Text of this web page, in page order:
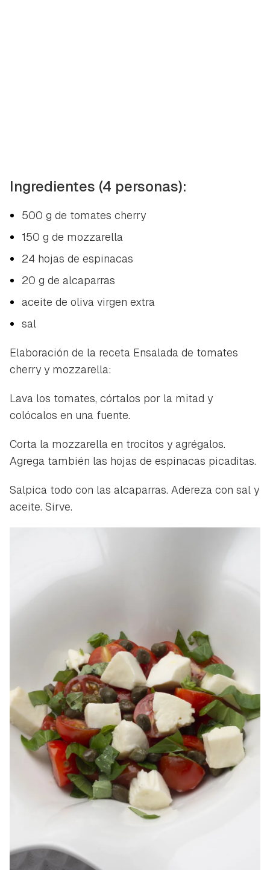
Ingredientes (4 personas):
500 g de tomates cherry
150 g de mozzarella
24 hojas de espinacas
20 g de alcaparras
aceite de oliva virgen extra
sal
Elaboración de la receta Ensalada de tomates
cherry y mozzarella:
Lava los tomates, córtalos por la mitad y
colócalos en una fuente.
Corta la mozzarella en trocitos y agrégalos.
Agrega también las hojas de espinacas picaditas.
Salpica todo con las alcaparras. Adereza con sal y
aceite. Sirve.